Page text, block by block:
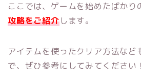
ここでは、ゲームを始めたばかり
攻略をご紹介します。
アイテムを使ったクリア方法など
で、ぜひ参考にしてみてください！